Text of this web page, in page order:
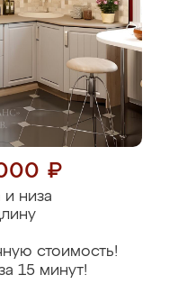
₽
низа
стоимость!
15 минут!